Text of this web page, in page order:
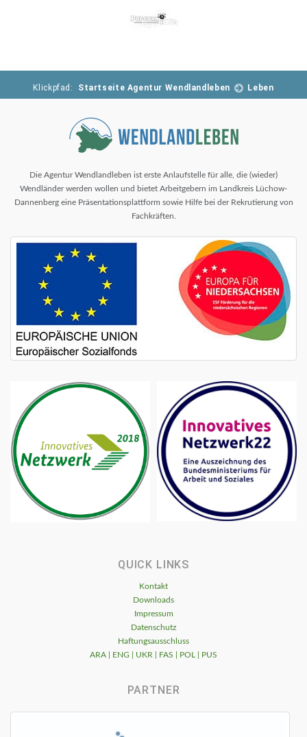
Klickpfad: Startseite Agentur Wendlandleben Leben
Die Agentur Wendlandleben ist erste Anlaufstelle für alle, die (wieder)
Wendländer werden wollen und bietet Arbeitgebern im Landkreis Lüchow-
Dannenberg eine Präsentationsplattform sowie Hilfe bei der Rekrutierung von
Fachkräften.
QUICK LINKS
Kontakt
Downloads
Impressum
Datenschutz
Haftungsausschluss
ARA | ENG | UKR | FAS | POL | PUS
PARTNER